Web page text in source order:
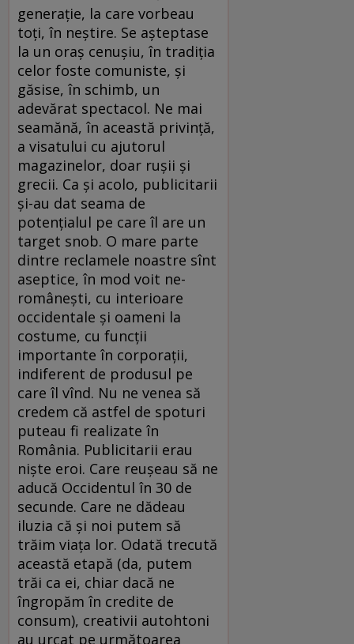
generaţie, la care vorbeau
toţi, în neştire. Se aşteptase
la un oraş cenuşiu, în tradiţia
celor foste comuniste, şi
găsise, în schimb, un
adevărat spectacol. Ne mai
seamănă, în această privinţă,
a visatului cu ajutorul
magazinelor, doar ruşii şi
grecii. Ca şi acolo, publicitarii
şi-au dat seama de
potenţialul pe care îl are un
target snob. O mare parte
dintre reclamele noastre sînt
aseptice, în mod voit ne-
româneşti, cu interioare
occidentale şi oameni la
costume, cu funcţii
importante în corporaţii,
indiferent de produsul pe
care îl vînd. Nu ne venea să
credem că astfel de spoturi
puteau fi realizate în
România. Publicitarii erau
nişte eroi. Care reuşeau să ne
aducă Occidentul în 30 de
secunde. Care ne dădeau
iluzia că şi noi putem să
trăim viaţa lor. Odată trecută
această etapă (da, putem
trăi ca ei, chiar dacă ne
îngropăm în credite de
consum), creativii autohtoni
au urcat pe următoarea